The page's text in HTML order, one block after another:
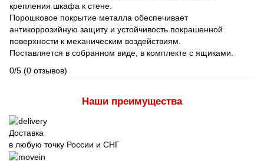
крепления шкафа к стене.
Порошковое покрытие металла обеспечивает
антикоррозийную защиту и устойчивость покрашенной
поверхности к механическим воздействиям.
Поставляется в собранном виде, в комплекте с ящиками.
0/5 (0 отзывов)
Наши преимущества
Доставка
в любую точку России и СНГ